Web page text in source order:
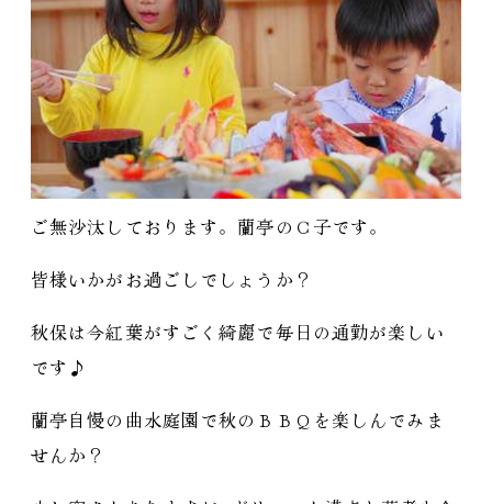
ご無沙汰しております。蘭亭のＣ子です。
皆様いかがお過ごしでしょうか？
秋保は今紅葉がすごく綺麗で毎日の通勤が楽しい
です♪
蘭亭自慢の曲水庭園で秋のＢＢＱを楽しんでみま
せんか？